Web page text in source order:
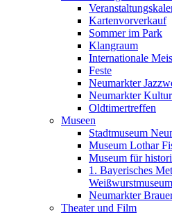
Kartenvorverkauf
Sommer im Park
Klangraum
Internationale
Feste
Neumarkter
Neumarkter
Oldtimertreffen
Museen
Stadtmuseum
Museum Lothar
Museum für
1. Bayerisches
Weißwurstmuseum
Neumarkter
Theater und Film